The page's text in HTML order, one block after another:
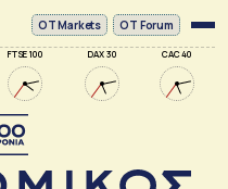
FTSE 100 DAX 30 CAC 40
ΟΤ Markets OT Forum